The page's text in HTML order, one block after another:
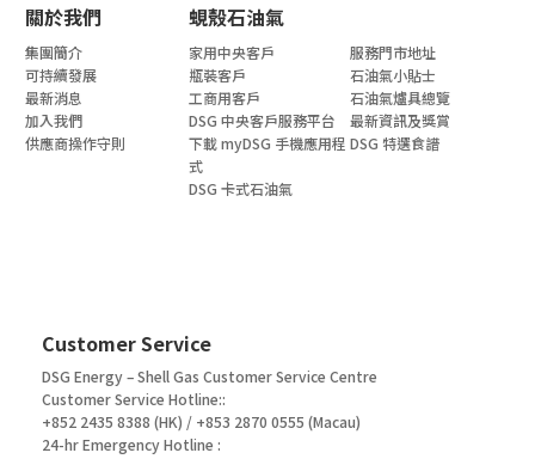
關於我們 蜆殼石油氣
集團簡介
可持續發展
最新消息
加入我們
供應商操作守則
家用中央客戶
瓶裝客戶
工商用客戶
DSG 中央客戶服務平台
下載 myDSG 手機應用程
式
DSG 卡式石油氣
服務門市地址
石油氣小貼士
石油氣爐具總覽
最新資訊及獎賞
DSG 特選食譜
Customer Service
DSG Energy – Shell Gas Customer Service Centre
Customer Service Hotline::
+852 2435 8388 (HK) / +853 2870 0555 (Macau)
24-hr Emergency Hotline :